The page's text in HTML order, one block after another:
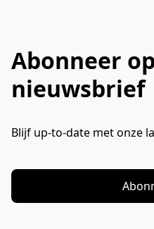
Abonneer
nieuwsbrief
Blijf up-to-date met onze